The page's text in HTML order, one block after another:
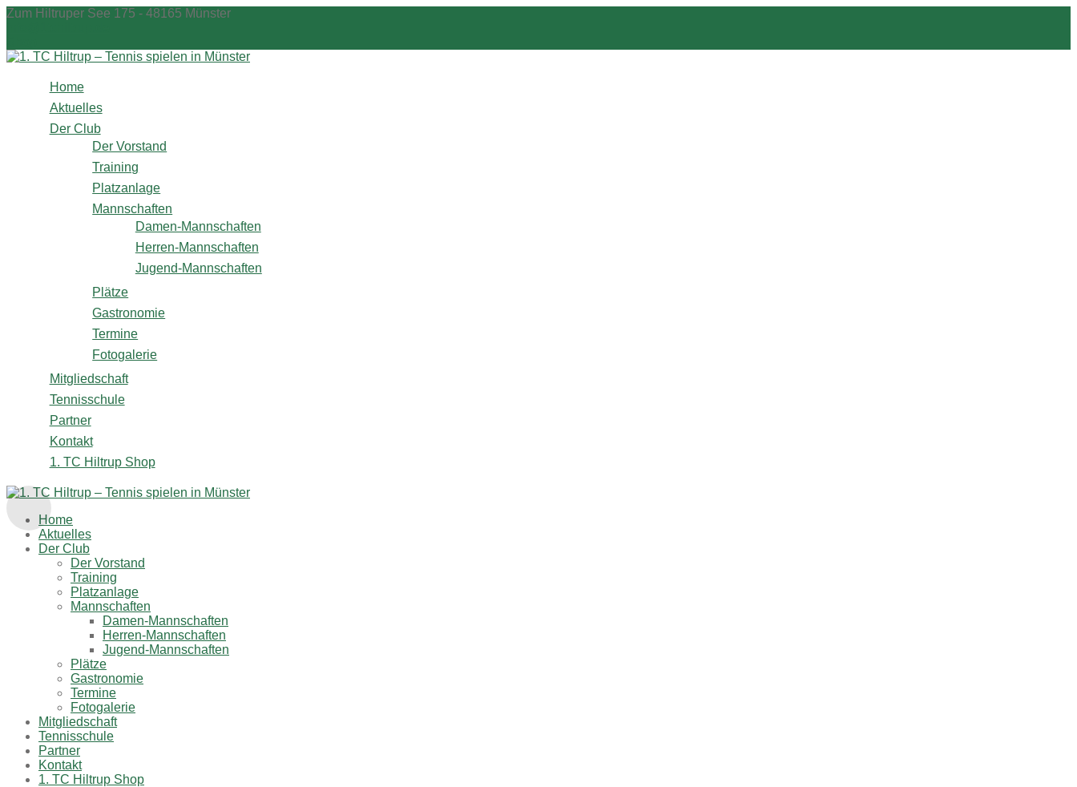
Zum
Zum Hiltruper See 175 - 48165 Münster
Home
Aktuelles
Der Club
Der Vorstand
Training
Platzanlage
Mannschaften
Damen-Mannschaften
Herren-Mannschaften
Jugend-Mannschaften
Plätze
Gastronomie
Termine
Fotogalerie
Mitgliedschaft
Tennisschule
Partner
Kontakt
1. TC Hiltrup Shop
Home
Aktuelles
Der Club
Der Vorstand
Training
Platzanlage
Mannschaften
Damen-Mannschaften
Herren-Mannschaften
Jugend-Mannschaften
Plätze
Gastronomie
Termine
Fotogalerie
Mitgliedschaft
Tennisschule
Partner
Kontakt
1. TC Hiltrup Shop